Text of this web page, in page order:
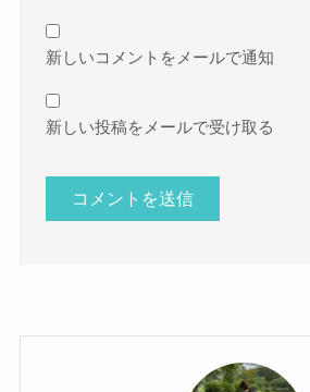
新しいコメントをメールで通知
新しい投稿をメールで受け取る